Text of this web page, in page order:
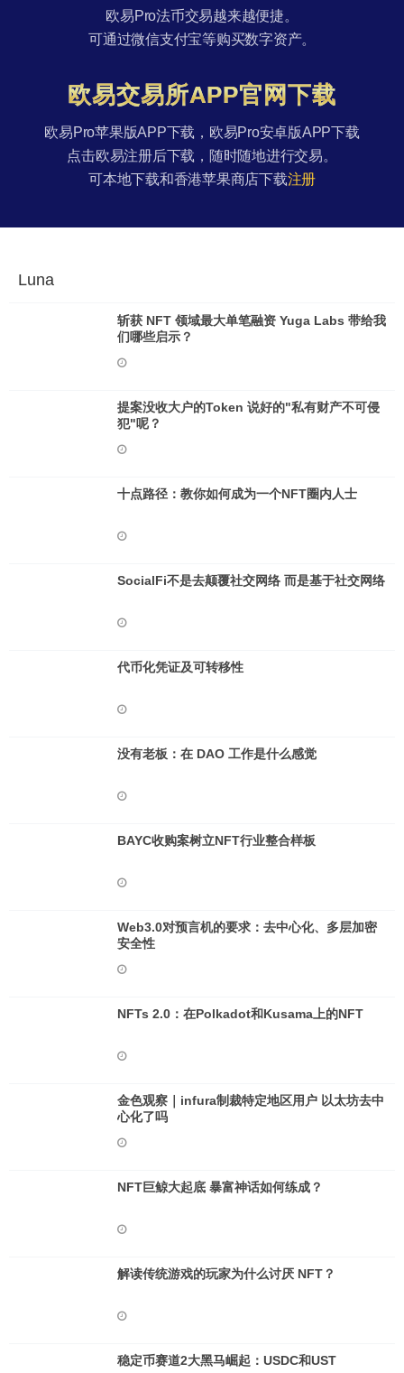
欧易Pro法币交易越来越便捷。
可通过微信支付宝等购买数字资产。
欧易交易所APP官网下载
欧易Pro苹果版APP下载，欧易Pro安卓版APP下载
点击欧易注册后下载，随时随地进行交易。
可本地下载和香港苹果商店下载注册
Luna
斩获 NFT 领域最大单笔融资 Yuga Labs 带给我
们哪些启示？
提案没收大户的Token 说好的"私有财产不可侵
犯"呢？
十点路径：教你如何成为一个NFT圈内人士
SocialFi不是去颠覆社交网络 而是基于社交网络
代币化凭证及可转移性
没有老板：在 DAO 工作是什么感觉
BAYC收购案树立NFT行业整合样板
Web3.0对预言机的要求：去中心化、多层加密
安全性
NFTs 2.0：在Polkadot和Kusama上的NFT
金色观察｜infura制裁特定地区用户 以太坊去中
心化了吗
NFT巨鲸大起底 暴富神话如何练成？
解读传统游戏的玩家为什么讨厌 NFT？
稳定币赛道2大黑马崛起：USDC和UST